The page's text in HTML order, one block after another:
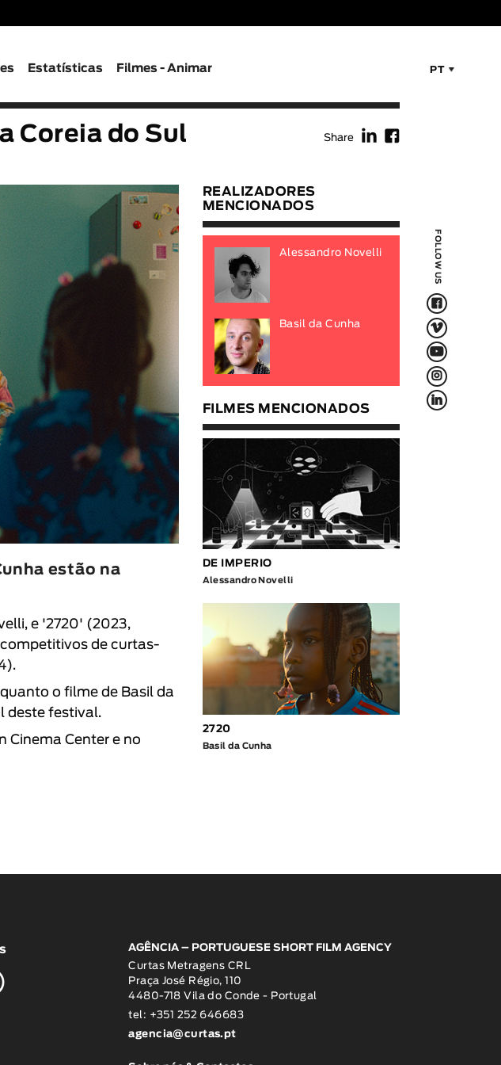
PT
Estatísticas Filmes - Animar
FOLLOW US
F
V
Q
L
f
Coreia do Sul Share f F
estão na
e '2720' (2023,
competitivos de curtas-
.
o filme de Basil da
deste festival.
Cinema Centere no
REALIZADORES
MENCIONADOS
Alessandro Novelli
Basil da Cunha
FILMES MENCIONADOS
DE IMPERIO
Alessandro Novelli
2720
Basil da Cunha
AGÊNCIA – PORTUGUESE SHORT FILM AGENCY
Curtas Metragens CRL
Praça José Régio, 110
4480-718 Vila do Conde - Portugal
tel: +351 252 646683
agencia@curtas.pt